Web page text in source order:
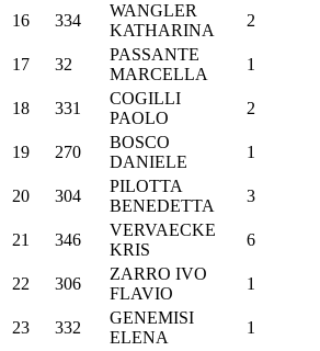
16 334
WANGLER
KATHARINA
2
17 32
PASSANTE
MARCELLA
1
18
331
COGILLI
PAOLO
2
19
270
BOSCO
DANIELE
1
20
304
PILOTTA
BENEDETTA
3
21
346
VERVAECKE
KRIS
6
22 306
ZARRO IVO
FLAVIO
1
23 332
GENEMISI
ELENA
1